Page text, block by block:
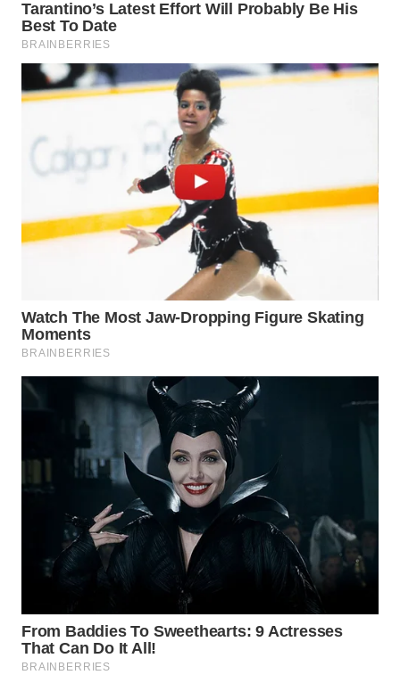
WN
DANAU
WN
WN
WN
WN
TANJUNG
LESUNG
WN
SIMALUNGUN
WN
LABUHANBATU
TAPANULI
TENGAH